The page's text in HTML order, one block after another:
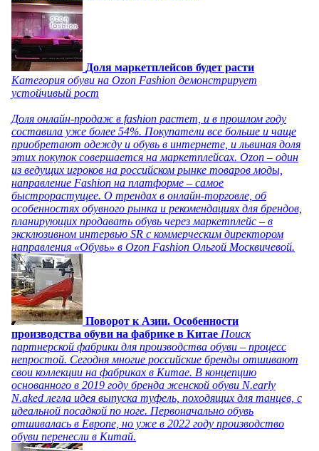
Доля маркетплейсов будет расти
Категория обуви на Ozon Fashion демонстрирует
устойчивый рост
Доля онлайн-продаж в fashion растет, и в прошлом году
составила уже более 54%. Покупатели все больше и чаще
приобретают одежду и обувь в интернете, и львиная доля
этих покупок совершается на маркетплейсах. Ozon – один
из ведущих игроков на российском рынке товаров моды,
направление Fashion на платформе – самое
быстрорастущее. О трендах в онлайн-торговле, об
особенностях обувного рынка и рекомендациях для брендов,
планирующих продавать обувь через маркетплейс – в
эксклюзивном интервью SR с коммерческим директором
направления «Обувь» в Ozon Fashion Ольгой Москвичевой.
Поворот к Азии. Особенности
производства обуви на фабрике в Китае Поиск
партнерской фабрики для производства обуви – процесс
непростой. Сегодня многие российские бренды отшивают
свои коллекции на фабриках в Китае. В концепцию
основанного в 2019 году бренда женской обуви N.early
N.aked легла идея выпуска туфель, походящих для танцев, с
идеальной посадкой по ноге. Первоначально обувь
отшивалась в Европе, но уже в 2022 году производство
обуви перенесли в Китай.